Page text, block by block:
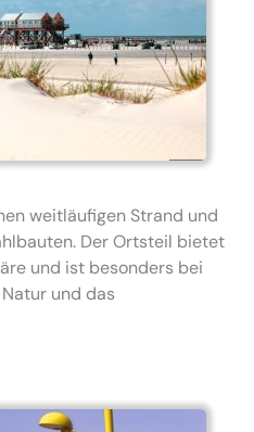
weitläufigen Strand und
Der Ortsteil bietet
und ist besonders bei
und das